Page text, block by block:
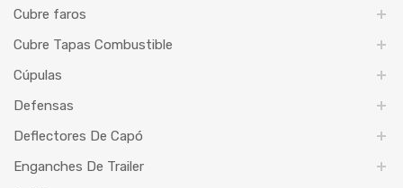
Cubre faros
Cubre Tapas Combustible
Cúpulas
Defensas
Deflectores De Capó
Enganches De Trailer